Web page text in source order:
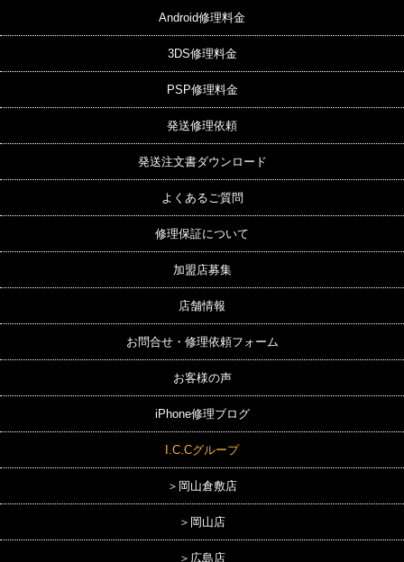
Android修理料金
3DS修理料金
PSP修理料金
発送修理依頼
発送注文書ダウンロード
よくあるご質問
修理保証について
加盟店募集
店舗情報
お問合せ・修理依頼フォーム
お客様の声
iPhone修理ブログ
I.C.Cグループ
＞岡山倉敷店
＞岡山店
＞広島店